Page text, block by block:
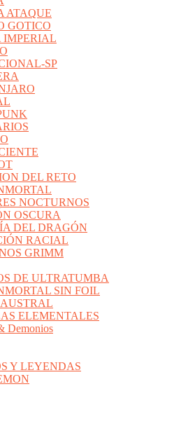
ATAQUE
GOTICO
IMPERIAL
SP
DEL RETO
NOCTURNOS
OSCURA
DEL DRAGÓN
RACIAL
GRIMM
DE ULTRATUMBA
SIN FOIL
ELEMENTALES
Demonios
Y LEYENDAS